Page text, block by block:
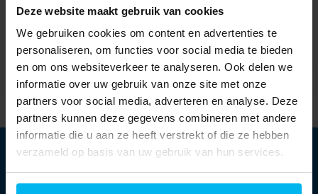
Deze website maakt gebruik van cookies
We gebruiken cookies om content en advertenties te
personaliseren, om functies voor social media te bieden
en om ons websiteverkeer te analyseren. Ook delen we
informatie over uw gebruik van onze site met onze
partners voor social media, adverteren en analyse. Deze
partners kunnen deze gegevens combineren met andere
informatie die u aan ze heeft verstrekt of die ze hebben
verzameld op basis van uw gebruik van hun services.
Tijdelijk uitverkocht
699,-